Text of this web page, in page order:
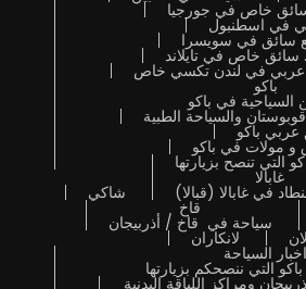
خاص في جورجيا
في اسطنبول
سائق في سويسرا
سائق خاص في تايلاند
عربي في لندن تكسي خاص
باكو
السياحية في باكو
والسياحة الطبية
باكو
مولات في باكو
التي تنصح بزيارتها
شاكي
غابالا
في غابالا (قبالا)
قاخ
سياحة في قاخ / أذربيجان
لانكاران
اخبار السياحة
التي ننصحكم بزيارتها
ومراكز اللياقة البدنية